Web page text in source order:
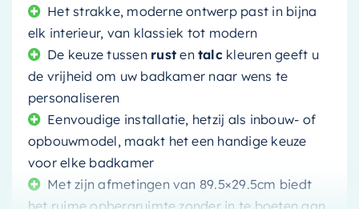
Het strakke, moderne ontwerp past in bijna
elk interieur, van klassiek tot modern
De keuze tussen rust en talckleuren geeft u
de vrijheid om uw badkamer naar wens te
personaliseren
Eenvoudige installatie, hetzij als inbouw- of
opbouwmodel, maakt het een handige keuze
voor elke badkamer
Met zijn afmetingen van 89.5×29.5cm biedt
het ruime opbergruimte zonder in te boeten aan